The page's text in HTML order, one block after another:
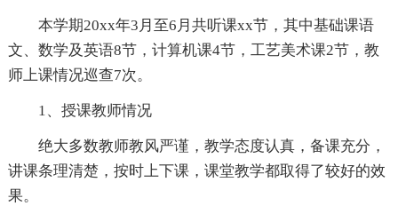
本学期20xx年3月至6月共听课xx节，其中基础课语
文、数学及英语8节，计算机课4节，工艺美术课2节，教
师上课情况巡查7次。
1、授课教师情况
绝大多数教师教风严谨，教学态度认真，备课充分，
讲课条理清楚，按时上下课，课堂教学都取得了较好的效
果。